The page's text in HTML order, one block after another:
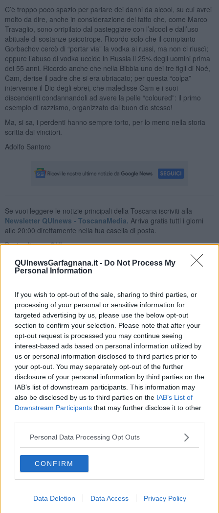
QUInewsGarfagnana.it - Do Not Process My
Personal Information
If you wish to opt-out of the sale, sharing to third parties, or
processing of your personal or sensitive information for
targeted advertising by us, please use the below opt-out
section to confirm your selection. Please note that after your
opt-out request is processed you may continue seeing
interest-based ads based on personal information utilized by
us or personal information disclosed to third parties prior to
your opt-out. You may separately opt-out of the further
disclosure of your personal information by third parties on the
IAB’s list of downstream participants. This information may
also be disclosed by us to third parties on the IAB’s List of
Downstream Participants that may further disclose it to other
Personal Data Processing Opt Outs
CONFIRM
Data Deletion Data Access Privacy Policy
C’è troppo poco spazio per parlare dei danni da alcool, su cui avrei
molto da dire, anche in considerazione del fatto che, come Marco
Travaglio, sono orripilato dal pasteggiare con l’alcool e dall’uso
abituale di sostanze psicotrope. Ricordo solo che il compianto
Gorbachov cercò di “portar via” la vodka ai russi, ma non ci riuscì;
eppure l’abuso di vodka uccide in Russia il 25% degli uomini prima
dei 55 anni. Ricordo anche che nella Bibbia uno dei tre figli di Noé,
Cam, derise il padre che si era ubriacato; per questa “colpa”
intervenne il Dio degli ebrei, che maledisse Cam e i suoi
discendenti condannandoli ad avere la pelle “coloured”: il primo
esempio di razzismo, organizzato dal buon dio stesso!
Ma, si sa, i perdenti hanno sempre torto, per lo meno nella storia
scritta dai vincitori.
Adolfo Santoro
Se vuoi leggere le notizie principali della Toscana iscriviti alla
Newsletter QUInews - ToscanaMedia. Arriva gratis tutti i giorni
alle 20:00 direttamente nella tua casella di posta.
Basta cliccareQUI
Ti potrebbe interessare anche:
​Un esempio di civismo
​Linee guida per organizzare il civismo della complessità
​Il ripristino della natura secondo la legge e l’impegno dei
Cittadini
Il nesso tra cambiamenti climatici e salute umana
Tutti morimmo a stento (3)
Tutti morimmo a stento (2)
​Tutti morimmo a stento (1)
IL CORRIDOIO BLU il resoconto del convegno
Un manuale essenziale per seguire il CORRIDOIO BLU
Il corridoio blu
​Il cronoprogramma ottimale verso il full electric sui traghetti
​I costi dell’adeguamento al cold ironing
Alcune domande da esordiente agli esperti che decidono le
Verso il full electric a gestione pubblica dei traghetti​
​La Scienza dei Cittadini e i Cittadini per l’Aria
Trump e le sue guerre contro i deboli e contro la terra
​Le furbate elettorali della Meloni e la testardaggine
dell’opposizione
L'umanizzazione dell'economia e della politica